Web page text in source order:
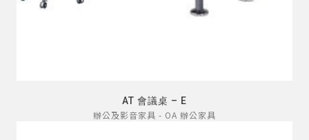
AT 會議桌 – E
辦公及影音家具 - OA 辦公家具